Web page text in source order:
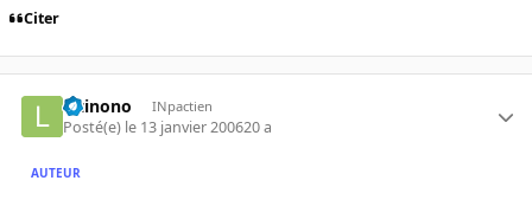
Citer
letinono INpactien
Posté(e) le 13 janvier 200620 a
AUTEUR